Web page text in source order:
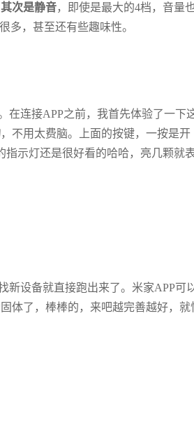
其次是静音，即使是最大的4档，音量
多，甚至还有些趣味性。
在连接APP之前，我首先体验了一下
，不用太费脑。上面的按键，一按是开
示灯还是很好看的哈哈，亮几颗就
新设备就直接跑出来了。米家APP可
体了，棒棒的，来吧越完善越好，就